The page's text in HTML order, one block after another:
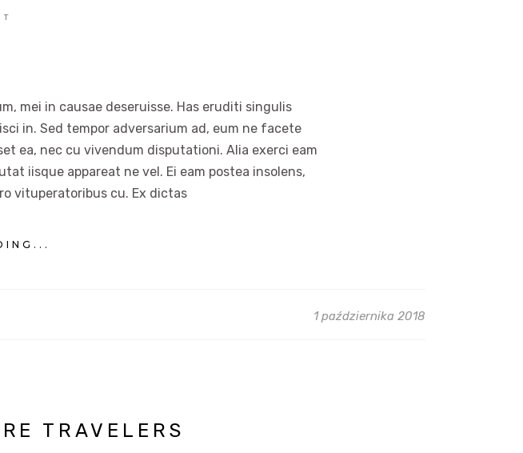
mei in causae deseruisse. Has eruditi singulis
in. Sed tempor adversarium ad, eum ne facete
ea, nec cu vivendum disputationi. Alia exerci eam
iisque appareat ne vel. Ei eam postea insolens,
vituperatoribus cu. Ex dictas
1 października 2018
TRAVELERS